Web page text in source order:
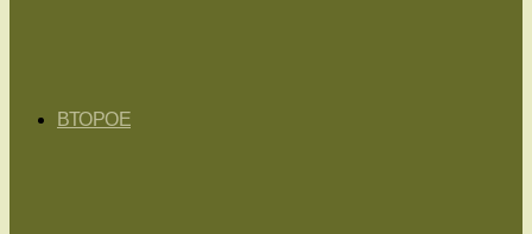
ВТОРОЕ